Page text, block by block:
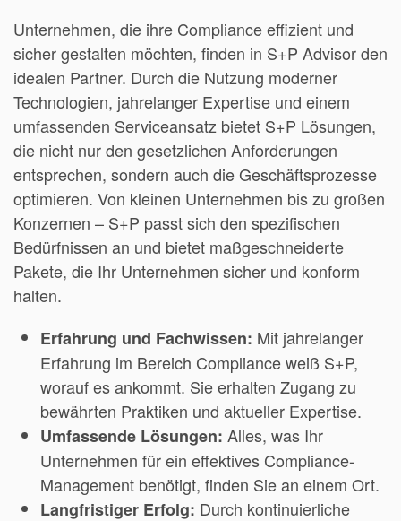
Unternehmen, die ihre Compliance effizient und
sicher gestalten möchten, finden in S+P Advisor den
idealen Partner. Durch die Nutzung moderner
Technologien, jahrelanger Expertise und einem
umfassenden Serviceansatz bietet S+P Lösungen,
die nicht nur den gesetzlichen Anforderungen
entsprechen, sondern auch die Geschäftsprozesse
optimieren. Von kleinen Unternehmen bis zu großen
Konzernen – S+P passt sich den spezifischen
Bedürfnissen an und bietet maßgeschneiderte
Pakete, die Ihr Unternehmen sicher und konform
halten.
Erfahrung und Fachwissen: Mit jahrelanger
Erfahrung im Bereich Compliance weiß S+P,
worauf es ankommt. Sie erhalten Zugang zu
bewährten Praktiken und aktueller Expertise.
Umfassende Lösungen: Alles, was Ihr
Unternehmen für ein effektives Compliance-
Management benötigt, finden Sie an einem Ort.
Langfristiger Erfolg: Durch kontinuierliche